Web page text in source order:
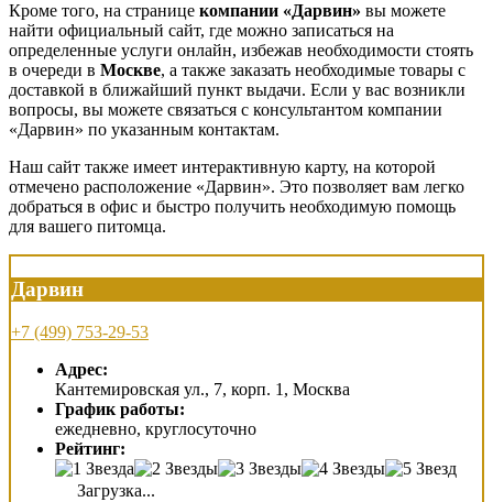
Кроме того, на странице компании «Дарвин» вы можете
найти официальный сайт, где можно записаться на
определенные услуги онлайн, избежав необходимости стоять
в очереди в Москве, а также заказать необходимые товары с
доставкой в ближайший пункт выдачи. Если у вас возникли
вопросы, вы можете связаться с консультантом компании
«Дарвин» по указанным контактам.
Наш сайт также имеет интерактивную карту, на которой
отмечено расположение «Дарвин». Это позволяет вам легко
добраться в офис и быстро получить необходимую помощь
для вашего питомца.
Дарвин
+7 (499) 753-29-53
Адрес:
Кантемировская ул., 7, корп. 1, Москва
График работы:
ежедневно, круглосуточно
Рейтинг:
Загрузка...